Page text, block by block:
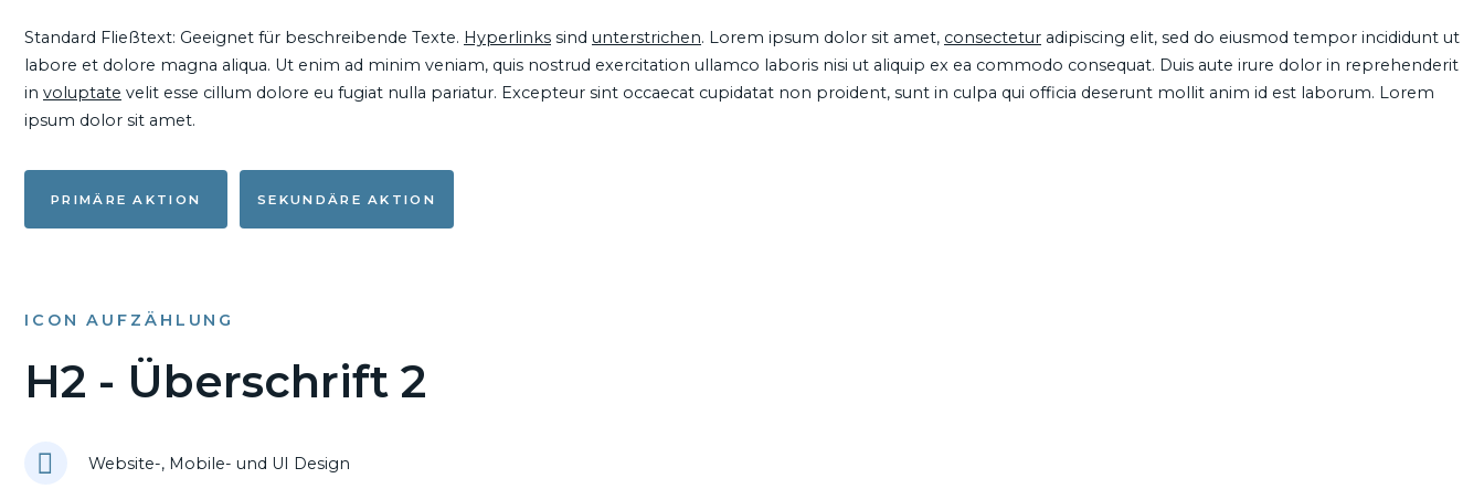
Standard Fließtext: Geeignet für beschreibende Texte. Hyperlinks sind unterstrichen. Lorem ipsum dolor sit amet, consectetur adipiscing elit, sed do eiusmod tempor incididunt ut
labore et dolore magna aliqua. Ut enim ad minim veniam, quis nostrud exercitation ullamco laboris nisi ut aliquip ex ea commodo consequat. Duis aute irure dolor in reprehenderit
in voluptate velit esse cillum dolore eu fugiat nulla pariatur. Excepteur sint occaecat cupidatat non proident, sunt in culpa qui officia deserunt mollit anim id est laborum. Lorem
ipsum dolor sit amet.
PRIMÄRE AKTION SEKUNDÄRE AKTION
ICON AUFZÄHLUNG
H2 - Überschrift 2
Website-, Mobile- und UI Design